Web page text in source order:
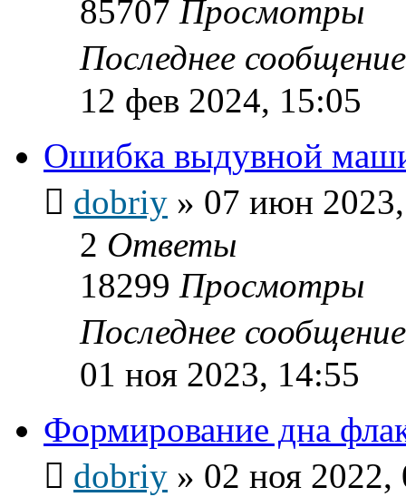
85707 Просмотры
Последнее
12 фев 2024, 15:05
Ошибка выдувной
dobriy » 07 июн
2 Ответы
18299 Просмотры
Последнее
01 ноя 2023, 14:55
Формирование дна
dobriy » 02 ноя 2022,